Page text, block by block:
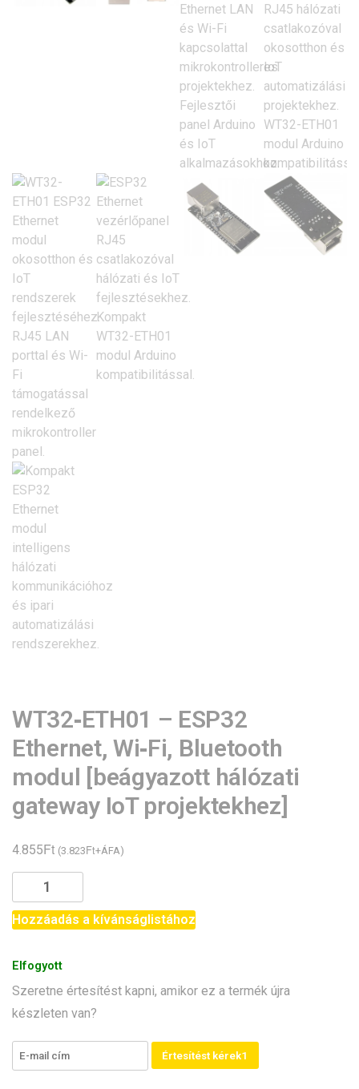
WT32‑ETH01 – ESP32
Ethernet, Wi‑Fi, Bluetooth
modul [beágyazott hálózati
gateway IoT projektekhez]
4.855Ft (3.823Ft+ÁFA)
WT32‑ETH01
-
ESP32
Bluetooth
modul
[beágyazott
gateway
IoT
Hozzáadás a kívánságlistához
Elfogyott
Szeretne értesítést kapni, amikor ez a termék újra
készleten van?
Értesítést kérek1